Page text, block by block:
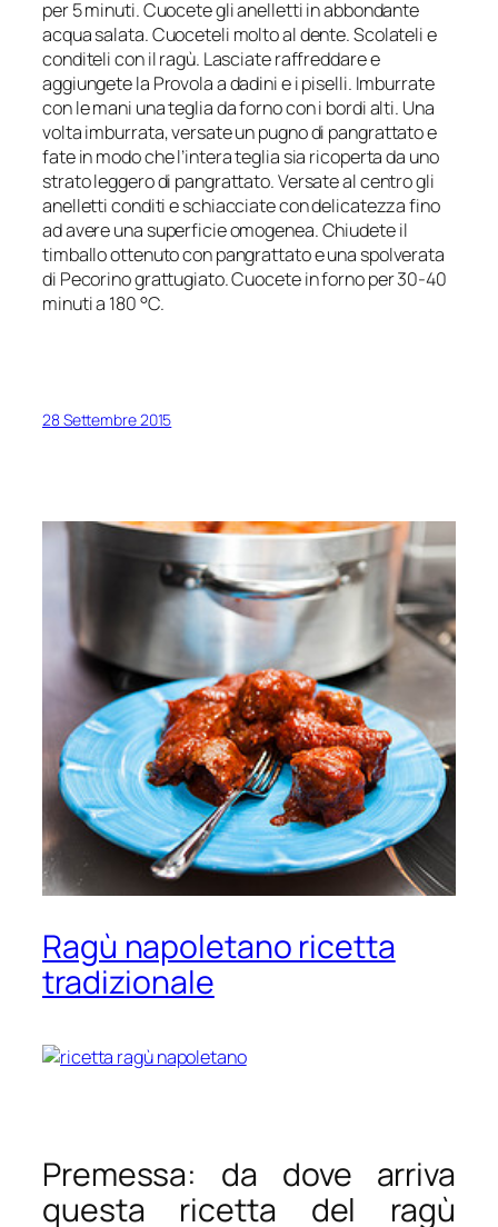
per 5 minuti. Cuocete gli anelletti in abbondante
acqua salata. Cuoceteli molto al dente. Scolateli e
conditeli con il ragù. Lasciate raffreddare e
aggiungete la Provola a dadini e i piselli. Imburrate
con le mani una teglia da forno con i bordi alti. Una
volta imburrata, versate un pugno di pangrattato e
fate in modo che l’intera teglia sia ricoperta da uno
strato leggero di pangrattato. Versate al centro gli
anelletti conditi e schiacciate con delicatezza fino
ad avere una superficie omogenea. Chiudete il
timballo ottenuto con pangrattato e una spolverata
di Pecorino grattugiato. Cuocete in forno per 30-40
minuti a 180 °C.
28 Settembre 2015
Ragù napoletano ricetta
tradizionale
Premessa: da dove arriva
questa ricetta del ragù